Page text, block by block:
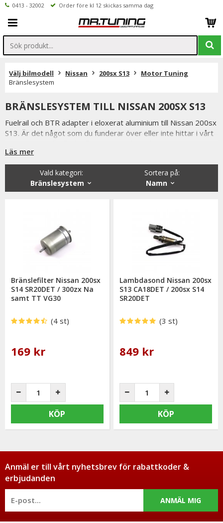
0413 - 32002 Order före kl 12 skickas samma dag
Välj bilmodell Nissan 200sx S13
Motor Tuning
Bränslesystem
BRÄNSLESYSTEM TILL NISSAN 200SX S13
Fuelrail och BTR adapter i eloxerat aluminium till Nissan 200sx
S13. Är det något som du funderar över eller inte hittar i vårt
Läs mer
Sortera på:
Namn
Vald kategori:
Bränslesystem
Bränslefilter Nissan 200sx
S14 SR20DET / 300zx Na
samt TT VG30
(4 st)
169 kr
KÖP
Lambdasond Nissan 200sx
S13 CA18DET / 200sx S14
SR20DET
(3 st)
849 kr
KÖP
Anmäl er till vårt nyhetsbrev för rabattkoder &
erbjudanden
ANMÄL MIG